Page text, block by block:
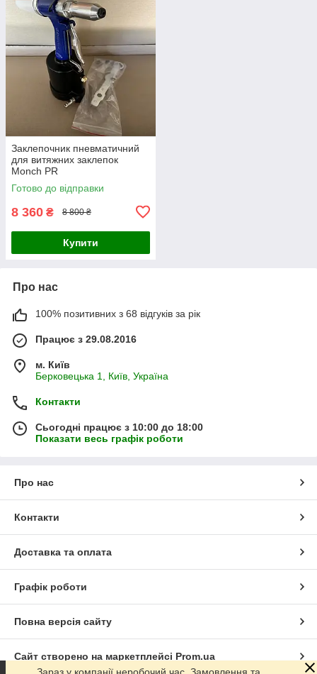
Заклепочник пневматичний
для витяжних заклепок
Monch PR
Готово до відправки
8 360 ₴ 8 800 ₴
Купити
Про нас
100% позитивних з 68 відгуків за рік
Працює з 29.08.2016
м. Київ
Берковецька 1, Київ, Україна
Контакти
Сьогодні працює з 10:00 до 18:00
Показати весь графік роботи
Про нас
Контакти
Доставка та оплата
Графік роботи
Повна версія сайту
Сайт створено на маркетплейсі Prom.ua